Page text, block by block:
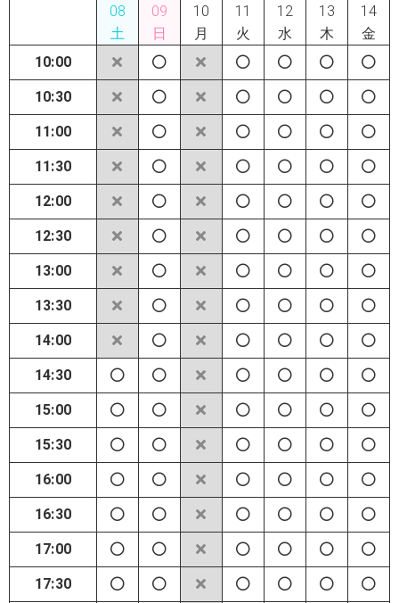
08
土
09
日
10
月
11
火
12
水
13
木
14
金
10:00
10:30
11:00
11:30
12:00
12:30
13:00
13:30
14:00
14:30
15:00
15:30
16:00
16:30
17:00
17:30